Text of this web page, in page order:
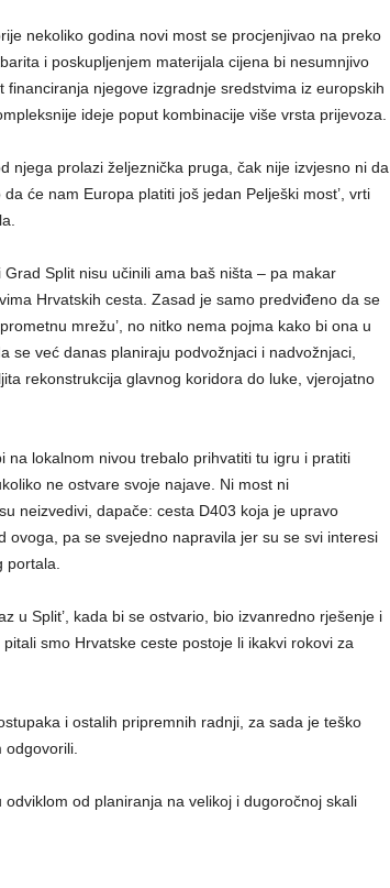
nekoliko godina novi most se procjenjivao na preko
i poskupljenjem materijala cijena bi nesumnjivo
njegove izgradnje sredstvima iz europskih
ideje poput kombinacije više vrsta prijevoza.
njega prolazi željeznička pruga, čak nije izvjesno ni da
će nam Europa platiti još jedan Pelješki most’, vrti
Split nisu učinili ama baš ništa – pa makar
Hrvatskih cesta. Zasad je samo predviđeno da se
mrežu’, no nitko nema pojma kako bi ona u
se već danas planiraju podvožnjaci i nadvožnjaci,
rekonstrukcija glavnog koridora do luke, vjerojatno
na lokalnom nivou trebalo prihvatiti tu igru i pratiti
ne ostvare svoje najave. Ni most ni
neizvedivi, dapače: cesta D403 koja je upravo
ovoga, pa se svejedno napravila jer su se svi interesi
portala.
u Split’, kada bi se ostvario, bio izvanredno rješenje i
smo Hrvatske ceste postoje li ikakvi rokovi za
i ostalih pripremnih radnji, za sada je teško
od planiranja na velikoj i dugoročnoj skali